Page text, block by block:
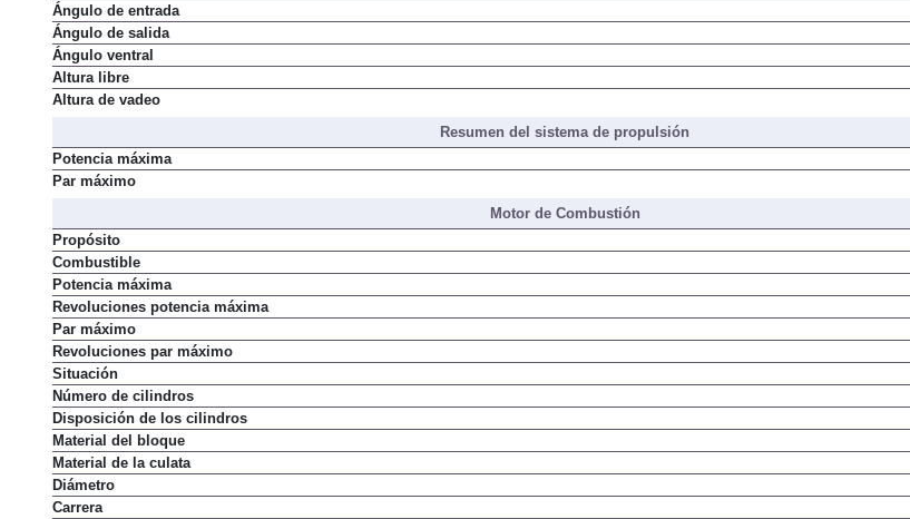
Ángulo de entrada
Ángulo de salida
Ángulo ventral
Altura libre
Altura de vadeo
Resumen del sistema de propulsión
Potencia máxima
Par máximo
Motor de Combustión
Propósito
Combustible
Potencia máxima
Revoluciones potencia máxima
Par máximo
Revoluciones par máximo
Situación
Número de cilindros
Disposición de los cilindros
Material del bloque
Material de la culata
Diámetro
Carrera